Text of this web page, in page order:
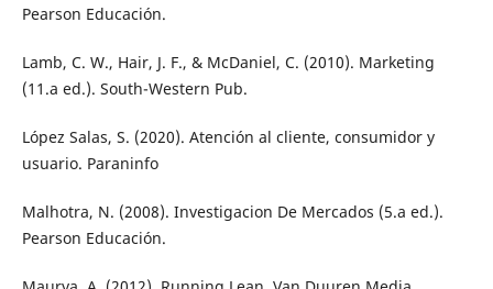
Pearson Educación.
Lamb, C. W., Hair, J. F., & McDaniel, C. (2010). Marketing
(11.a ed.). South-Western Pub.
López Salas, S. (2020). Atención al cliente, consumidor y
usuario. Paraninfo
Malhotra, N. (2008). Investigacion De Mercados (5.a ed.).
Pearson Educación.